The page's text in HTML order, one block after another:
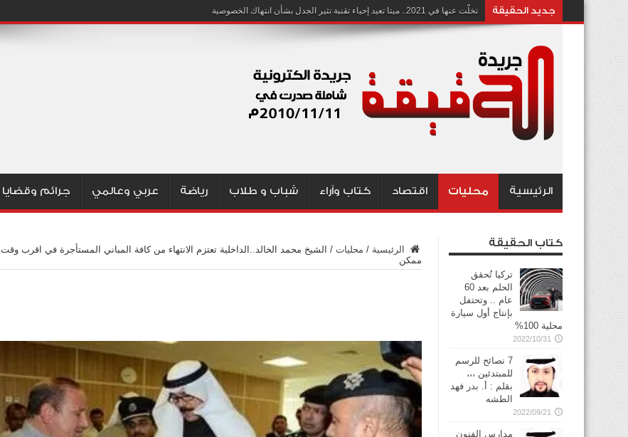
جديد الحقيقة تخلّت عنها في 2021.. ميتا تعيد إحياء تقنية تثير الجدل بشأن انتهاك الخصوصية
الرئيسية محليات اقتصاد كتاب وآراء شباب و طلاب رياضة عربي وعالمي جرائم وقضايا
الرئيسية / محليات / الشيخ محمد الخالد..الداخلية تعتزم الانتهاء من كافة المباني المستأجرة في اقرب وقت
ممكن
كتاب الحقيقة
تركيا تُحقق
الحلم بعد 60
عام .. وتحتفل
بإنتاج أول سيارة
محلية 100%
2022/10/31
7 نصائح للرسم
للمبتدئين ،،،
بقلم : أ. بدر فهد
الطشه
2022/09/21
مدارس الفنون